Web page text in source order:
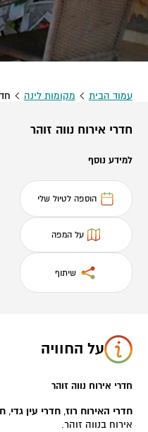
עמוד הבית מקומות לינה
חדרי אירוח נווה זוהר
למידע נוסף
הוספה לטיול שלי
על המפה
שיתוף
על החוויה
חדרי אירוח נווה זוהר
חדרי האירוח רוז, חדרי עין גדי,
אירוח בנווה זוהר.